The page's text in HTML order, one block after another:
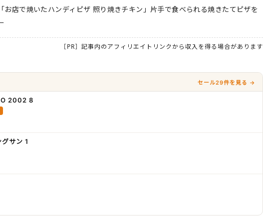
お店で焼いたハンディピザ 照り焼きチキン」片手で食べられる焼きたてピザを
［PR］記事内のアフィリエイトリンクから収入を得る場合があります
セール29件を見る →
2002 8
サン 1